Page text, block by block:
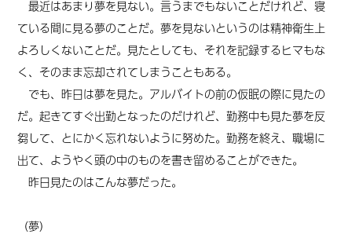
最近はあまり夢を見ない。言うまでもないことだけれど、寝
ている間に見る夢のことだ。夢を見ないというのは精神衛生上
よろしくないことだ。見たとしても、それを記録するヒマもな
く、そのまま忘却されてしまうこともある。
でも、昨日は夢を見た。アルバイトの前の仮眠の際に見たの
だ。起きてすぐ出勤となったのだけれど、勤務中も見た夢を反
芻して、とにかく忘れないように努めた。勤務を終え、職場に
出て、ようやく頭の中のものを書き留めることができた。
昨日見たのはこんな夢だった。
（夢）